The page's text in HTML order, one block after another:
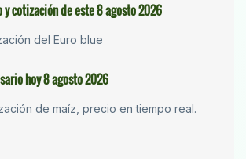
y cotización de este 8 agosto 2026
del Euro blue
hoy 8 agosto 2026
de maíz, precio en tiempo real.